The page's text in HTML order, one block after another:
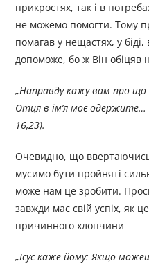
прикростях, так і в
не можемо помогти. Тому
помагав у нещастях, у
допоможе, бо ж Він обіцяв
„Направду кажу вам про
Отця в ім’я моє одержите…
16,23).
Очевидно, що
мусимо бути пройняті
може нам це зробити.
завжди має свій успіх, як
причинного хлопчини
„Ісус каже йому: Якщо